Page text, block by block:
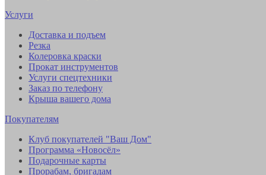
Услуги
Доставка и подъем
Резка
Колеровка краски
Прокат инструментов
Услуги спецтехники
Заказ по телефону
Крыша вашего дома
Покупателям
Клуб покупателей "Ваш Дом"
Программа «Новосёл»
Подарочные карты
Прорабам, бригадам